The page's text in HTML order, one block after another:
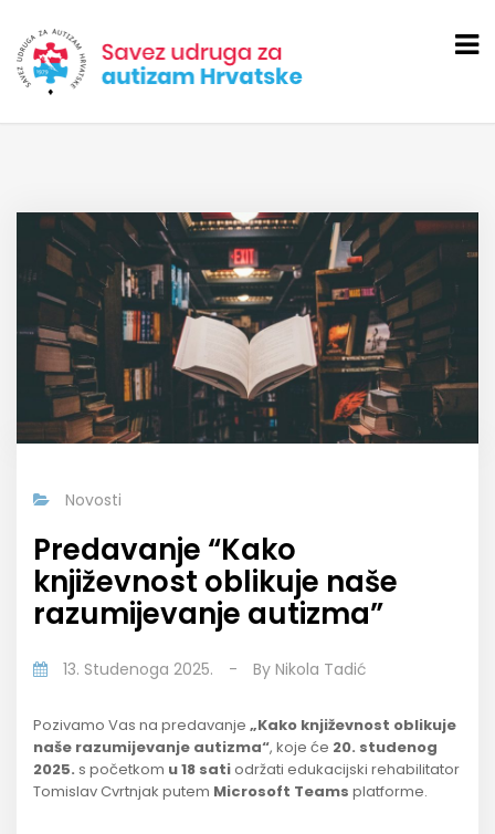
Novosti
Predavanje “Kako
književnost oblikuje naše
razumijevanje autizma”
13. Studenoga 2025. - By Nikola Tadić
Pozivamo Vas na predavanje „Kako književnost oblikuje
naše razumijevanje autizma“, koje će 20. studenog
2025. s početkom u 18 satiodržati edukacijski rehabilitator
Tomislav Cvrtnjak putem Microsoft Teams platforme.